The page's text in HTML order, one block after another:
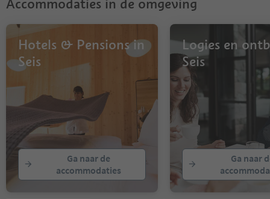
Accommodaties in de omgeving
Hotels & Pensions in
Seis
Ga naar de
accommodaties
Logies en
Seis
Ga naar